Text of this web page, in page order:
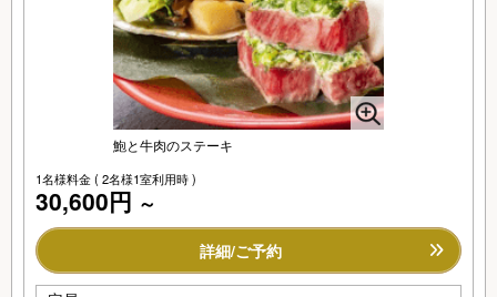
鮑と牛肉のステーキ
1名様料金( 2名様1室利用時 )
30,600円 ～
詳細/ご予約